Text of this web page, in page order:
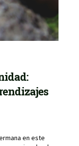
en este